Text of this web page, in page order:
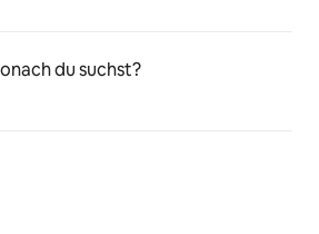
du suchst?